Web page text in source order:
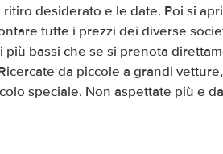
desiderato e le date. Poi si
tutte i prezzi dei diverse
più bassi che se si prenota
da piccole a grandi
speciale. Non aspettate più e